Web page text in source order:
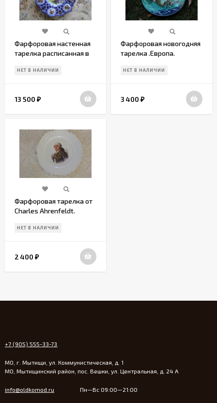
Фарфоровая настенная
тарелка расписанная в
НЕТ В НАЛИЧИИ
13 500 ₽
Фарфоровая новогодняя
тарелка .Европа.
НЕТ В НАЛИЧИИ
3 400 ₽
Фарфоровая тарелка от
Charles Ahrenfeldt.
НЕТ В НАЛИЧИИ
2 400 ₽
+7 (905) 555-33-73
МО, г. Мытищи, ул. Коммунистическая, д. 1
МО, Мытищинский район, пос. Вешки, ул. Центральная, д. 24 А
info@oldkomod.ru Пн—Вс 09:00—21:00